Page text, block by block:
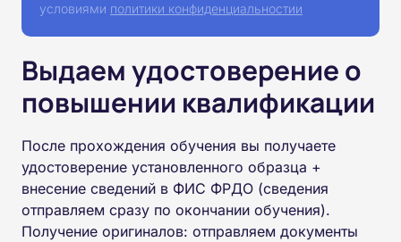
условиями политики конфиденциальностии
Выдаем удостоверение о
повышении квалификации
После прохождения обучения вы получаете
удостоверение установленного образца +
внесение сведений в ФИС ФРДО (сведения
отправляем сразу по окончании обучения).
Получение оригиналов: отправляем документы